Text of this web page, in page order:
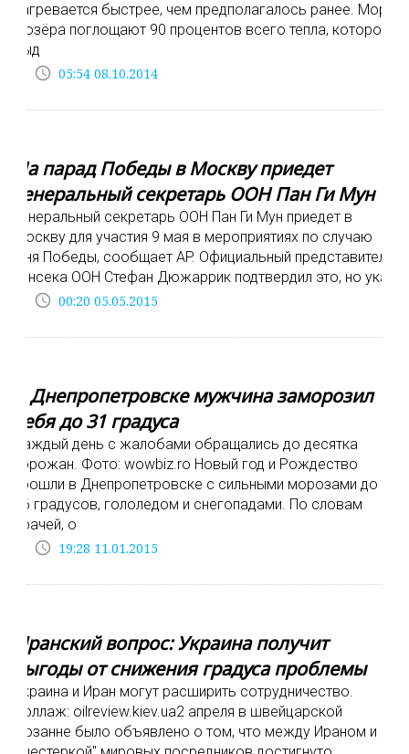
нагревается быстрее, чем предполагалось ранее. Моря
и озёра поглощают 90 процентов всего тепла, которое
выд
access_time 05:54 08.10.2014
На парад Победы в Москву приедет
генеральный секретарь ООН Пан Ги Мун
Генеральный секретарь ООН Пан Ги Мун приедет в
Москву для участия 9 мая в мероприятиях по случаю
Дня Победы, сообщает AP. Официальный представитель
генсека ООН Стефан Дюжаррик подтвердил это, но указ
access_time 00:20 05.05.2015
В Днепропетровске мужчина заморозил
себя до 31 градуса
Каждый день с жалобами обращались до десятка
горожан. Фото: wowbiz.ro Новый год и Рождество
прошли в Днепропетровске с сильными морозами до
26 градусов, гололедом и снегопадами. По словам
врачей, о
access_time 19:28 11.01.2015
Иранский вопрос: Украина получит
выгоды от снижения градуса проблемы
Украина и Иран могут расширить сотрудничество.
Коллаж: oilreview.kiev.ua2 апреля в швейцарской
Лозанне было объявлено о том, что между Ираном и